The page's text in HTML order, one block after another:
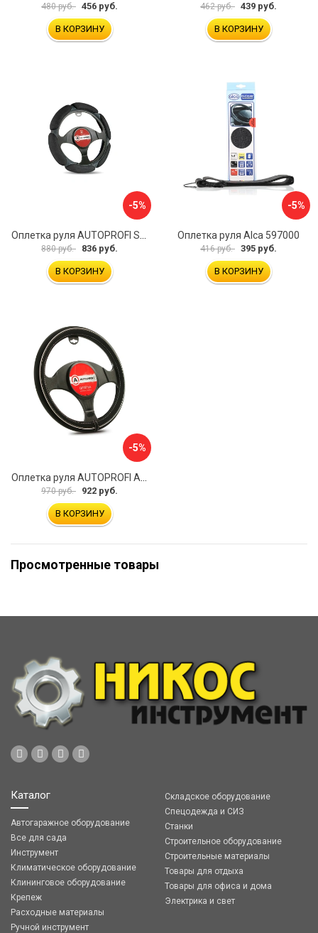
480 руб. 456 руб.
В КОРЗИНУ
462 руб. 439 руб.
В КОРЗИНУ
-5%
880 руб. 836 руб.
В КОРЗИНУ
-5%
Оплетка руля Alca 597000
416 руб. 395 руб.
В КОРЗИНУ
-5%
970 руб. 922 руб.
В КОРЗИНУ
Просмотренные товары
Каталог
Автогаражное оборудование
Все для сада
Инструмент
Климатическое оборудование
Клининговое оборудование
Крепеж
Расходные материалы
Ручной инструмент
Складское оборудование
Спецодежда и СИЗ
Станки
Строительное оборудование
Строительные материалы
Товары для отдыха
Товары для офиса и дома
Электрика и свет